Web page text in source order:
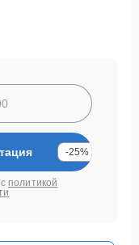
-25%
политикой